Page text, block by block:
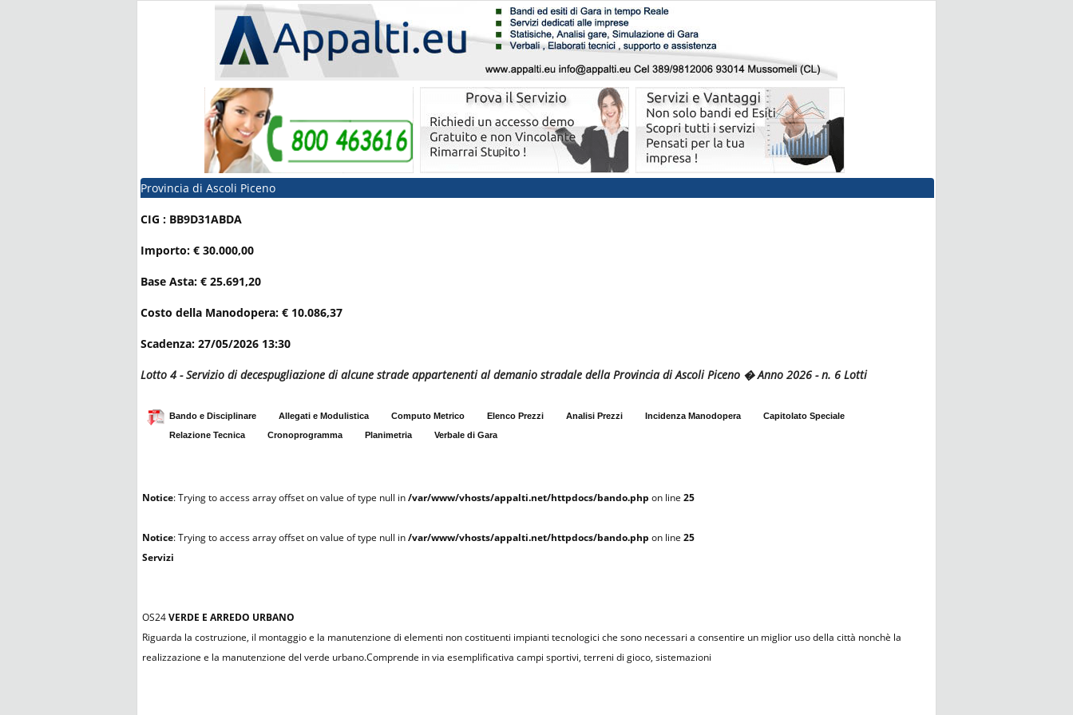
Provincia di Ascoli Piceno
CIG : BB9D31ABDA
Importo: € 30.000,00
Base Asta: € 25.691,20
Costo della Manodopera: € 10.086,37
Scadenza: 27/05/2026 13:30
Lotto 4 - Servizio di decespugliazione di alcune strade appartenenti al demanio stradale della Provincia di Ascoli Piceno � Anno 2026 - n. 6 Lotti
Bando e Disciplinare Allegati e Modulistica Computo Metrico Elenco Prezzi Analisi Prezzi Incidenza Manodopera
Capitolato Speciale
Relazione Tecnica
Cronoprogramma Planimetria Verbale di Gara
Notice: Trying to access array offset on value of type null in/var/www/vhosts/appalti.net/httpdocs/bando.php on line 25
Notice: Trying to access array offset on value of type null in/var/www/vhosts/appalti.net/httpdocs/bando.php on line 25
Servizi
OS24VERDE E ARREDO URBANO
Riguarda la costruzione, il montaggio e la manutenzione di elementi non costituenti impianti tecnologici che sono necessari a consentire un miglior uso della città nonchè la
realizzazione e la manutenzione del verde urbano.Comprende in via esemplificativa campi sportivi, terreni di gioco, sistemazioni